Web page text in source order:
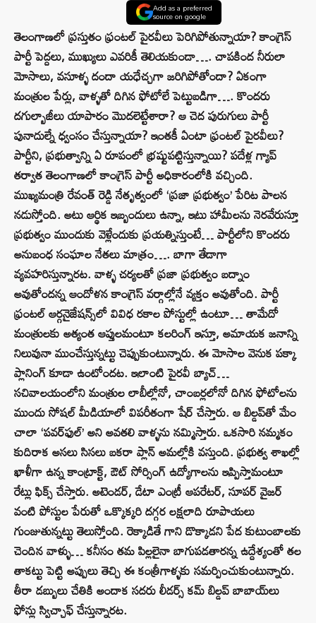
Add as a preferred
source on google
తెలంగాణలో ప్రస్తుతం ఫ్రంటల్‌ పైరవీలు పెరిగిపోతున్నాయా? కాంగ్రెస్‌
పార్టీ పెద్దలు, ముఖ్యులు ఎవరికీ తెలియకుండా…. చాపకింద నీరులా
మోసాలు, వసూళ్ళ దందా యధేచ్చగా జరిగిపోతోందా? ఏకంగా
మంత్రుల పేర్లు, వాళ్ళతో దిగిన ఫోటోలే పెట్టుబడిగా…. కొందరు
దగుల్బాజీలు యాపారం మొదలెట్టేశారా? ఆ చెద పురుగులు పార్టీ
పునాదుల్నే ధ్వంసం చేస్తున్నాయా? ఇంతకీ ఏంటా ఫ్రంటల్‌ పైరవీలు?
పార్టీని, ప్రభుత్వాన్ని ఏ రూపంలో భ్రష్టుపట్టిస్తున్నాయి? పదేళ్ల గ్యాప్‌
తర్వాత తెలంగాణలో కాంగ్రెస్ పార్టీ అధికారంలోకి వచ్చింది.
ముఖ్యమంత్రి రేవంత్ రెడ్డి నేతృత్వంలో ‘ప్రజా ప్రభుత్వం’ పేరిట పాలన
నడుస్తోంది. అటు ఆర్థిక ఇబ్బందులు ఉన్నా, ఇటు హామీలను నెరవేరుస్తూ
ప్రభుత్వం ముందుకు వెళ్లేందుకు ప్రయత్నిస్తుంటే… పార్టీలోని కొందరు
అనుబంధ సంఘాల నేతలు మాత్రం…. బాగా తేడాగా
వ్యవహరిస్తున్నారట. వాళ్ళ చర్యలతో ప్రజా ప్రభుత్వం బద్నాం
అవుతోందన్న ఆందోళన కాంగ్రెస్‌ వర్గాల్లోనే వ్యక్తం అవుతోంది. పార్టీ
ఫ్రంటల్‌ ఆర్గనైజేషన్స్‌లో వివిధ రకాల పోస్టుల్లో ఉంటూ… తామేదో
మంత్రులకు అత్యంత ఆప్తులమంటూ కలరింగ్ ఇస్తూ, అమాయక జనాన్ని
నిలువునా ముంచేస్తున్నట్టు చెప్పుకుంటున్నారు. ఈ మోసాల వెనుక పక్కా
ప్లానింగ్‌ కూడా ఉంటోందట. ఇలాంటి పైరవీ బ్యాచ్‌…
సచివాలయంలోని మంత్రుల లాబీల్లోనో, చాంబర్లలోనో దిగిన ఫోటోలను
ముందు సోషల్ మీడియాలో విపరీతంగా షేర్ చేస్తారు. ఆ బిల్డప్‌తో మేం
చాలా ‘పవర్‌ఫుల్’ అని అవతలి వాళ్ళను నమ్మిస్తారు. ఒకసారి నమ్మకం
కుదిరాక అసలు సిసలు బకరా ప్లాన్‌ అమల్లోకి వస్తుంది. ప్రభుత్వ శాఖల్లో
ఖాళీగా ఉన్న కాంట్రాక్ట్, ఔట్‌ సోర్సింగ్ ఉద్యోగాలను ఇప్పిస్తామంటూ
రేట్లు ఫిక్స్ చేస్తారు. అటెండర్, డేటా ఎంట్రీ ఆపరేటర్, సూపర్ వైజర్
వంటి పోస్టుల పేరుతో ఒక్కొక్కరి దగ్గర లక్షలాది రూపాయలు
గుంజుతున్నట్టు తెలుస్తోంది. రెక్కాడితే గాని డొక్కాడని పేద కుటుంబాలకు
చెందిన వాళ్ళు… కనీసం తమ పిల్లలైనా బాగుపడతారన్న ఉద్దేశ్యంతో తల
తాకట్టు పెట్టి అప్పులు తెచ్చి ఈ కంత్రీగాళ్ళకు సమర్పించుకుంటున్నారు.
తీరా డబ్బులు చేతికి అందాక సదరు లీడర్స్‌ కమ్‌ బిల్డప్‌ బాబాయ్‌లు
ఫోన్లు స్విచ్చాఫ్ చేస్తున్నారట.